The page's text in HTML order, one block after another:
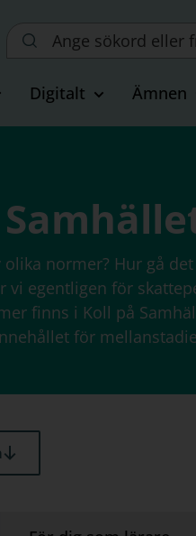
Sök
webbplatsen::
Digitalt Ämnen
olika normer? Hur gå
vi egentligen för
finns i Koll på
för